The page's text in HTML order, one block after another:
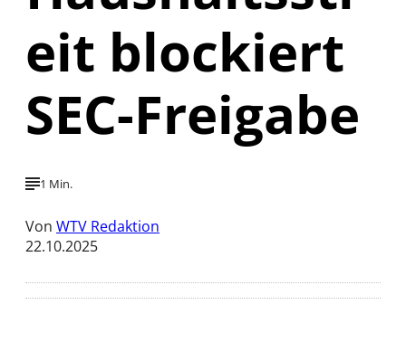
eit blockiert
SEC-Freigabe
1 Min.
Von WTV Redaktion
22.10.2025